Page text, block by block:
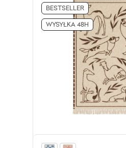
BESTSELLER
WYSYŁKA 48H